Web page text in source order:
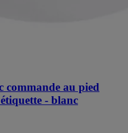
commande au pied
- blanc